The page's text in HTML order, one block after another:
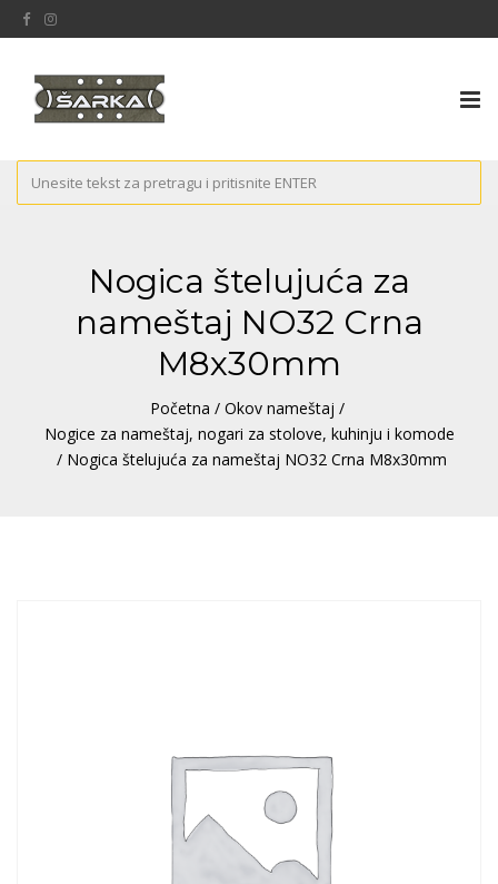
Nogica štelujuća za
nameštaj NO32 Crna
M8x30mm
Početna / Okov nameštaj /
Nogice za nameštaj, nogari za stolove, kuhinju i komode
/ Nogica štelujuća za nameštaj NO32 Crna M8x30mm